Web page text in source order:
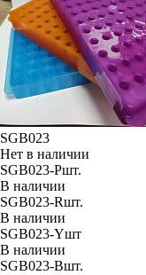
SGB023
Нет в наличии
SGB023-Pшт.
В наличии
SGB023-Rшт.
В наличии
SGB023-Yшт
В наличии
SGB023-Bшт.